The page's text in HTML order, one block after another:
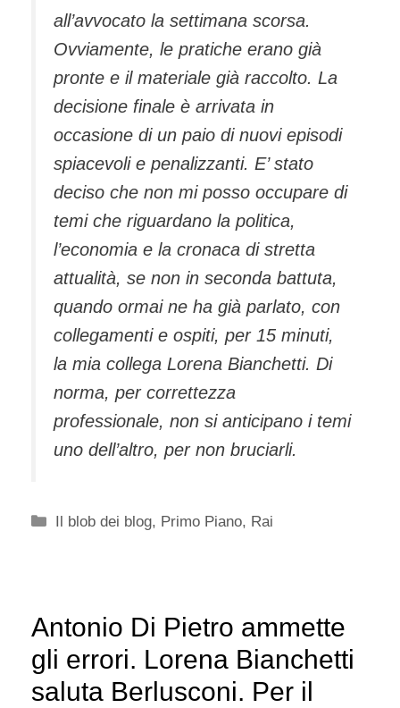
all’avvocato la settimana scorsa.
Ovviamente, le pratiche erano già
pronte e il materiale già raccolto. La
decisione finale è arrivata in
occasione di un paio di nuovi episodi
spiacevoli e penalizzanti. E’ stato
deciso che non mi posso occupare di
temi che riguardano la politica,
l’economia e la cronaca di stretta
attualità, se non in seconda battuta,
quando ormai ne ha già parlato, con
collegamenti e ospiti, per 15 minuti,
la mia collega Lorena Bianchetti. Di
norma, per correttezza
professionale, non si anticipano i temi
uno dell’altro, per non bruciarli.
Categorie
Il blob dei blog, Primo Piano, Rai
Antonio Di Pietro ammette
gli errori. Lorena Bianchetti
saluta Berlusconi. Per il